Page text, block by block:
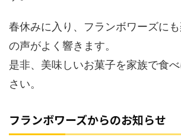
春休みに入り、フランボワーズに
の声がよく響きます。
是非、美味しいお菓子を家族で食
さい。
フランボワーズからのお知らせ